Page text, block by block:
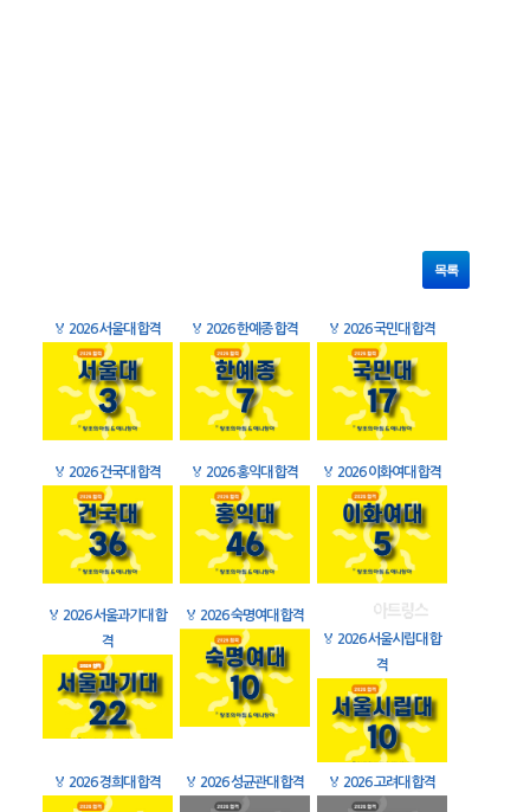
목록
🏅 2026 서울대 합격 🏅 2026 한예종 합격 🏅 2026 국민대 합격
🏅 2026 건국대 합격 🏅 2026 홍익대 합격 🏅 2026 이화여대 합격
🏅 2026 서울과기대 합
격
🏅 2026 숙명여대 합격
🏅 2026 서울시립대 합
격
🏅 2026 경희대 합격 🏅 2026 성균관대 합격 🏅 2026 고려대 합격